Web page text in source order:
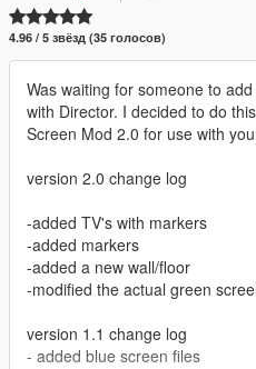
4.96 / 5 звёзд (35 голосов)
Was waiting for someone to
with Director. I decided to do
Screen Mod 2.0 for use with
version 2.0 change log
-added TV's with markers
-added markers
-added a new wall/floor
-modified the actual green
version 1.1 change log
- added blue screen files